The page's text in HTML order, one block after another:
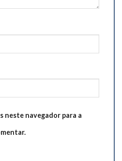
neste navegador para a